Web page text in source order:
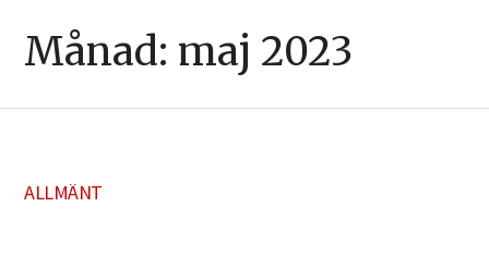
Månad: maj 2023
ALLMÄNT